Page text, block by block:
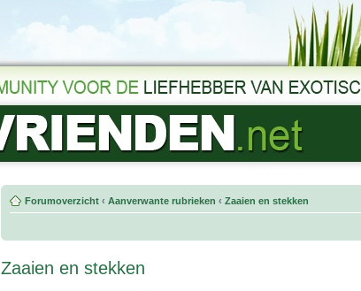
Forumoverzicht ‹ Aanverwante rubrieken ‹ Zaaien en stekken
Zaaien en stekken